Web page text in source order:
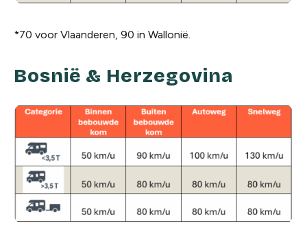
*70 voor Vlaanderen, 90 in Wallonië.
Bosnië & Herzegovina